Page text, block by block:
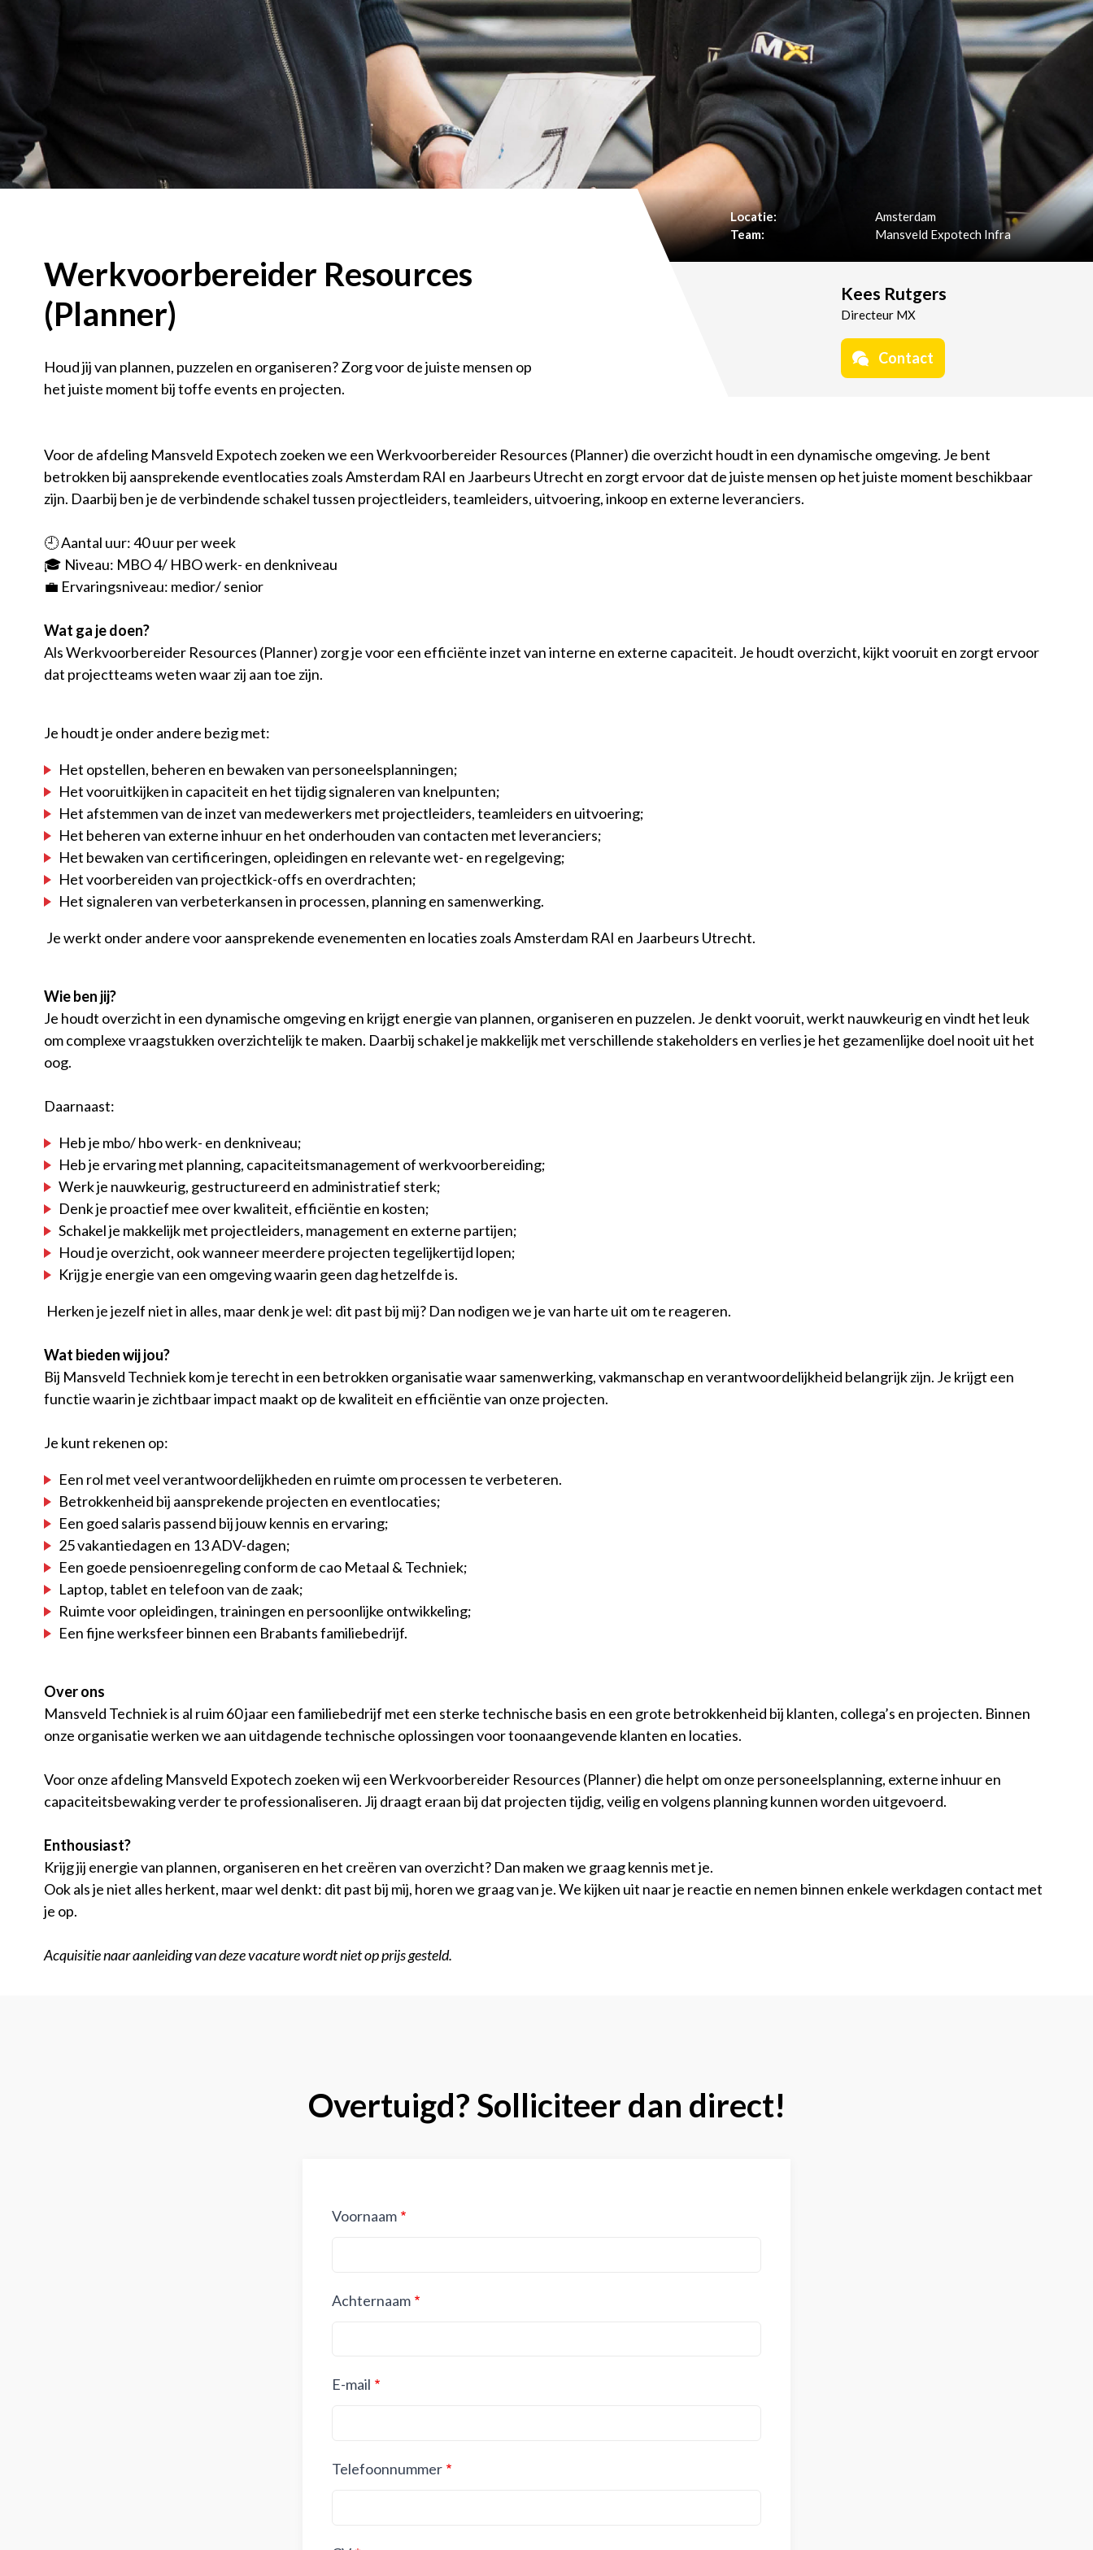
Locatie:
Amsterdam
Team:
Mansveld Expotech Infra
Kees Rutgers
Directeur MX
Contact
Werkvoorbereider Resources
(Planner)
Houd jij van plannen, puzzelen en organiseren? Zorg voor de juiste mensen op
het juiste moment bij toffe events en projecten.
Voor de afdeling Mansveld Expotech zoeken we een Werkvoorbereider Resources (Planner) die overzicht houdt in een dynamische omgeving. Je bent
betrokken bij aansprekende eventlocaties zoals Amsterdam RAI en Jaarbeurs Utrecht en zorgt ervoor dat de juiste mensen op het juiste moment beschikbaar
zijn. Daarbij ben je de verbindende schakel tussen projectleiders, teamleiders, uitvoering, inkoop en externe leveranciers.
🕘 Aantal uur: 40 uur per week
🎓 Niveau: MBO 4/ HBO werk- en denkniveau
💼 Ervaringsniveau: medior/ senior
Wat ga je doen?
Als Werkvoorbereider Resources (Planner) zorg je voor een efficiënte inzet van interne en externe capaciteit. Je houdt overzicht, kijkt vooruit en zorgt ervoor
dat projectteams weten waar zij aan toe zijn.
Je houdt je onder andere bezig met:
Het opstellen, beheren en bewaken van personeelsplanningen;
Het vooruitkijken in capaciteit en het tijdig signaleren van knelpunten;
Het afstemmen van de inzet van medewerkers met projectleiders, teamleiders en uitvoering;
Het beheren van externe inhuur en het onderhouden van contacten met leveranciers;
Het bewaken van certificeringen, opleidingen en relevante wet- en regelgeving;
Het voorbereiden van projectkick-offs en overdrachten;
Het signaleren van verbeterkansen in processen, planning en samenwerking.
Je werkt onder andere voor aansprekende evenementen en locaties zoals Amsterdam RAI en Jaarbeurs Utrecht.
Wie ben jij?
Je houdt overzicht in een dynamische omgeving en krijgt energie van plannen, organiseren en puzzelen. Je denkt vooruit, werkt nauwkeurig en vindt het leuk
om complexe vraagstukken overzichtelijk te maken. Daarbij schakel je makkelijk met verschillende stakeholders en verlies je het gezamenlijke doel nooit uit het
oog.
Daarnaast:
Heb je mbo/ hbo werk- en denkniveau;
Heb je ervaring met planning, capaciteitsmanagement of werkvoorbereiding;
Werk je nauwkeurig, gestructureerd en administratief sterk;
Denk je proactief mee over kwaliteit, efficiëntie en kosten;
Schakel je makkelijk met projectleiders, management en externe partijen;
Houd je overzicht, ook wanneer meerdere projecten tegelijkertijd lopen;
Krijg je energie van een omgeving waarin geen dag hetzelfde is.
Herken je jezelf niet in alles, maar denk je wel: dit past bij mij? Dan nodigen we je van harte uit om te reageren.
Wat bieden wij jou?
Bij Mansveld Techniek kom je terecht in een betrokken organisatie waar samenwerking, vakmanschap en verantwoordelijkheid belangrijk zijn. Je krijgt een
functie waarin je zichtbaar impact maakt op de kwaliteit en efficiëntie van onze projecten.
Je kunt rekenen op:
Een rol met veel verantwoordelijkheden en ruimte om processen te verbeteren.
Betrokkenheid bij aansprekende projecten en eventlocaties;
Een goed salaris passend bij jouw kennis en ervaring;
25 vakantiedagen en 13 ADV-dagen;
Een goede pensioenregeling conform de cao Metaal & Techniek;
Laptop, tablet en telefoon van de zaak;
Ruimte voor opleidingen, trainingen en persoonlijke ontwikkeling;
Een fijne werksfeer binnen een Brabants familiebedrijf.
Over ons
Mansveld Techniek is al ruim 60 jaar een familiebedrijf met een sterke technische basis en een grote betrokkenheid bij klanten, collega’s en projecten. Binnen
onze organisatie werken we aan uitdagende technische oplossingen voor toonaangevende klanten en locaties.
Voor onze afdeling Mansveld Expotech zoeken wij een Werkvoorbereider Resources (Planner) die helpt om onze personeelsplanning, externe inhuur en
capaciteitsbewaking verder te professionaliseren. Jij draagt eraan bij dat projecten tijdig, veilig en volgens planning kunnen worden uitgevoerd.
Enthousiast?
Krijg jij energie van plannen, organiseren en het creëren van overzicht? Dan maken we graag kennis met je.
Ook als je niet alles herkent, maar wel denkt: dit past bij mij, horen we graag van je. We kijken uit naar je reactie en nemen binnen enkele werkdagen contact met
je op.
Acquisitie naar aanleiding van deze vacature wordt niet op prijs gesteld.
Overtuigd? Solliciteer dan direct!
Voornaam
Achternaam
E-mail
Telefoonnummer